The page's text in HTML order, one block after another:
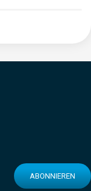
ABONNIEREN